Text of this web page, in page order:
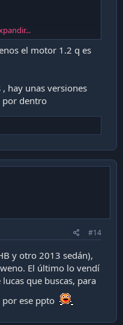
Tapatalk
el motor 1.2 q es
hay unas versiones
por dentro
#14
y otro 2013 sedán),
El último lo vendí
que buscas, para
por ese ppto